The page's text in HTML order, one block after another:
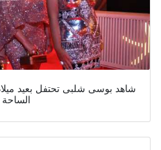
شاهد بوسى شلبى تحتفل بعيد
الساحة